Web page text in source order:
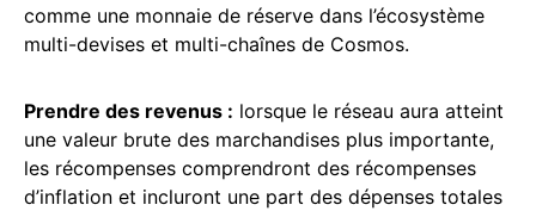
comme une monnaie de réserve dans l’écosystème
multi-devises et multi-chaînes de Cosmos.
Prendre des revenus : lorsque le réseau aura atteint
une valeur brute des marchandises plus importante,
les récompenses comprendront des récompenses
d’inflation et incluront une part des dépenses totales